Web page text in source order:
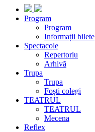
Program
Program
Informații bilete
Spectacole
Repertoriu
Arhivă
Trupa
Trupa
Foști colegi
TEATRUL
TEATRUL
Mecena
Reflex